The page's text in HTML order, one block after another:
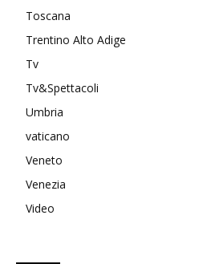
Toscana
Trentino Alto Adige
Tv
Tv&Spettacoli
Umbria
vaticano
Veneto
Venezia
Video